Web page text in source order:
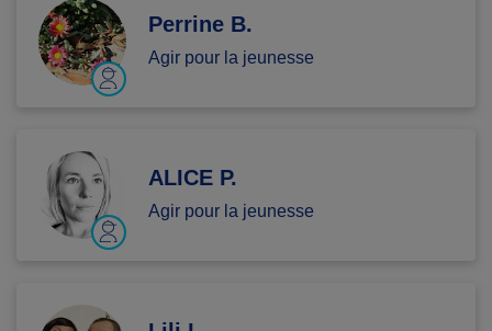
Perrine B.
Agir pour la jeunesse
ALICE P.
Agir pour la jeunesse